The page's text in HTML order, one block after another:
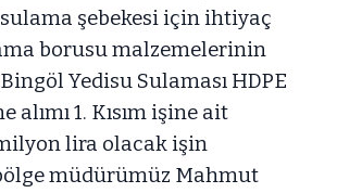
şebekesi için ihtiyaç
borusu malzemelerinin
Yedisu Sulaması HDPE
alımı 1. Kısım işine ait
lira olacak işin
müdürümüz Mahmut